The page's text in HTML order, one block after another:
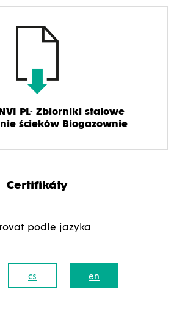
PL- Zbiorniki stalowe
ścieków Biogazownie
Certifikáty
podle jazyka
cs en